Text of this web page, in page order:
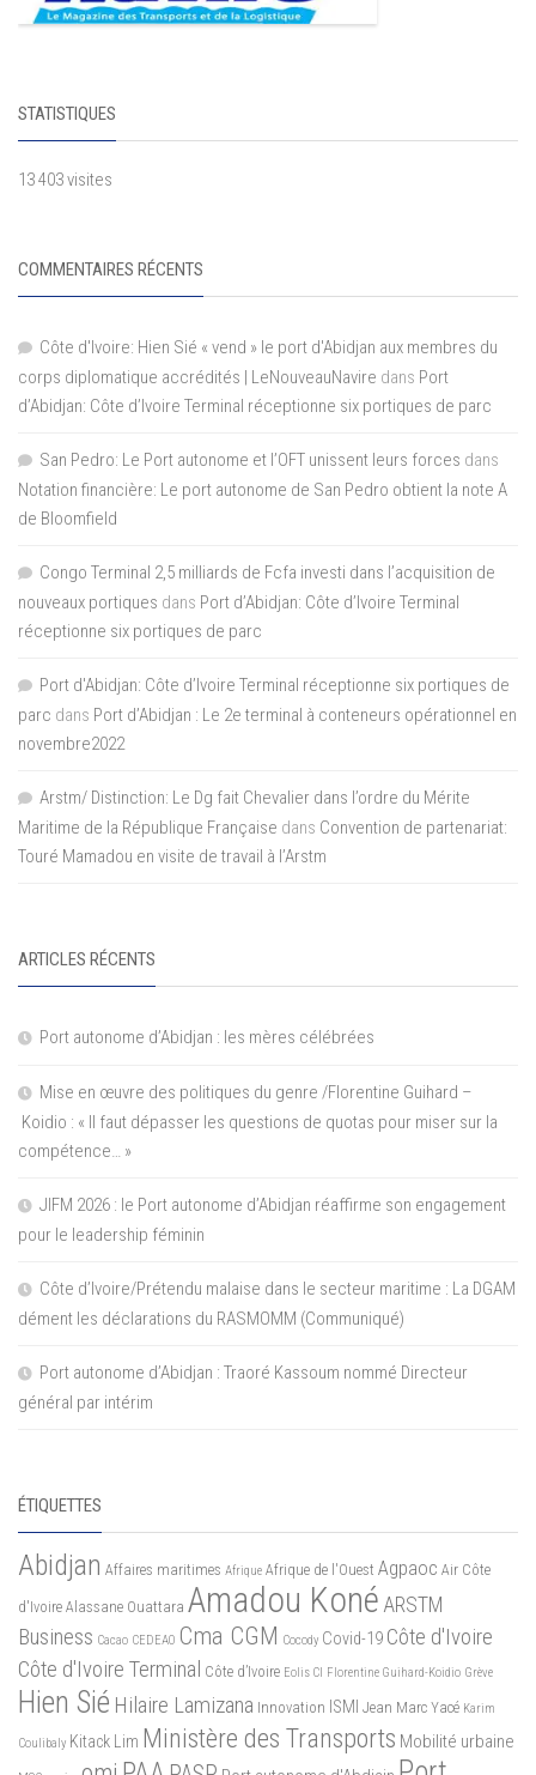
STATISTIQUES
13 403 visites
COMMENTAIRES RÉCENTS
Côte d'Ivoire: Hien Sié « vend » le port d'Abidjan aux membres du
corps diplomatique accrédités | LeNouveauNavire dans Port
d’Abidjan: Côte d’Ivoire Terminal réceptionne six portiques de parc
San Pedro: Le Port autonome et l’OFT unissent leurs forces dans
Notation financière: Le port autonome de San Pedro obtient la note A
de Bloomfield
Congo Terminal 2,5 milliards de Fcfa investi dans l’acquisition de
nouveaux portiques dans Port d’Abidjan: Côte d’Ivoire Terminal
réceptionne six portiques de parc
Port d'Abidjan: Côte d’Ivoire Terminal réceptionne six portiques de
parc dans Port d’Abidjan : Le 2e terminal à conteneurs opérationnel en
novembre2022
Arstm/ Distinction: Le Dg fait Chevalier dans l’ordre du Mérite
Maritime de la République Française dans Convention de partenariat:
Touré Mamadou en visite de travail à l’Arstm
ARTICLES RÉCENTS
Port autonome d’Abidjan : les mères célébrées
Mise en œuvre des politiques du genre /Florentine Guihard –
Koidio : « Il faut dépasser les questions de quotas pour miser sur la
compétence… »
JIFM 2026 : le Port autonome d’Abidjan réaffirme son engagement
pour le leadership féminin
Côte d’Ivoire/Prétendu malaise dans le secteur maritime : La DGAM
dément les déclarations du RASMOMM (Communiqué)
Port autonome d’Abidjan : Traoré Kassoum nommé Directeur
général par intérim
ÉTIQUETTES
Abidjan Affaires maritimes Afrique Afrique de l'Ouest Agpaoc Air Côte
d'Ivoire Alassane Ouattara Amadou Koné ARSTM
Business Cacao CEDEAO Cma CGM Cocody Covid-19 Côte d'Ivoire
Côte d'Ivoire Terminal Côte d’Ivoire Eolis CI Florentine Guihard-Koidio Grève
Hien Sié Hilaire Lamizana Innovation ISMI Jean Marc Yacé Karim
Coulibaly Kitack Lim Ministère des Transports Mobilité urbaine